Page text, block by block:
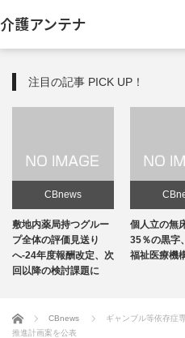
介護アンテナ
注目の記事 PICK UP！
CBnews
敷地内薬局持つグルー
プ全体の評価見送り
へ-24年度報酬改定、次
回以降の検討課題に
個人立の無
35％の黒字
福祉医療機
ホーム CBnews
ギャンブル等依存症
推進計画案を公表